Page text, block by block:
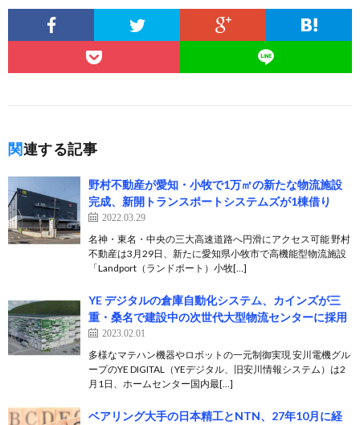
関連する記事
野村不動産が愛知・小牧で1万㎡の新たな物流施設
完成、新開トランスポートシステムズが1棟借り
2022.03.29
名神・東名・中央の三大高速道路へ円滑にアクセス可能 野村
不動産は3月29日、新たに愛知県小牧市で高機能型物流施設
「Landport（ランドポート）小牧[…]
YE デジタルの倉庫自動化システム、カインズが三
重・桑名で建設中の次世代大型物流センターに採用
2023.02.01
多様なマテハン機器やロボットの一元制御実現 安川電機グル
ープのYE DIGITAL（YEデジタル、旧安川情報システム）は2
月1日、ホームセンター国内最[…]
ベアリング大手の日本精工とNTN、27年10月に経